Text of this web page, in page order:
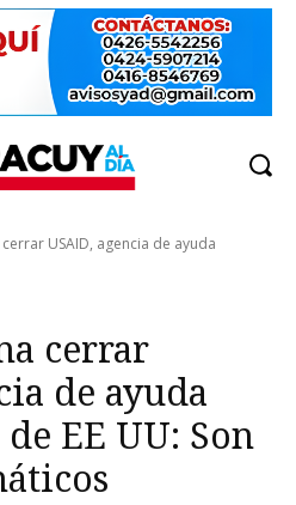
USAID, agencia de ayuda
cerrar
de ayuda
EE UU: Son